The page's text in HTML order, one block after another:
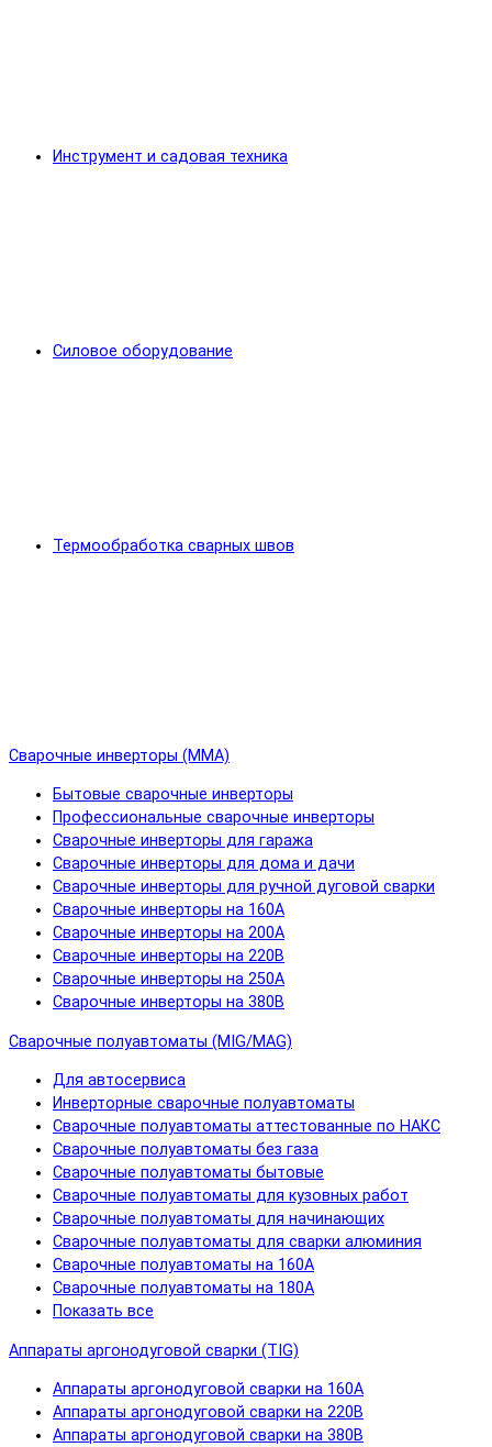
Инструмент и садовая техника
Силовое оборудование
Термообработка сварных швов
Сварочные инверторы (MMA)
Бытовые сварочные инверторы
Профессиональные сварочные инверторы
Сварочные инверторы для гаража
Сварочные инверторы для дома и дачи
Сварочные инверторы для ручной дуговой сварки
Сварочные инверторы на 160А
Сварочные инверторы на 200А
Сварочные инверторы на 220В
Сварочные инверторы на 250А
Сварочные инверторы на 380В
Сварочные полуавтоматы (MIG/MAG)
Для автосервиса
Инверторные сварочные полуавтоматы
Сварочные полуавтоматы аттестованные по НАКС
Сварочные полуавтоматы без газа
Сварочные полуавтоматы бытовые
Сварочные полуавтоматы для кузовных работ
Сварочные полуавтоматы для начинающих
Сварочные полуавтоматы для сварки алюминия
Сварочные полуавтоматы на 160А
Сварочные полуавтоматы на 180А
Показать все
Аппараты аргонодуговой сварки (TIG)
Аппараты аргонодуговой сварки на 160А
Аппараты аргонодуговой сварки на 220В
Аппараты аргонодуговой сварки на 380В